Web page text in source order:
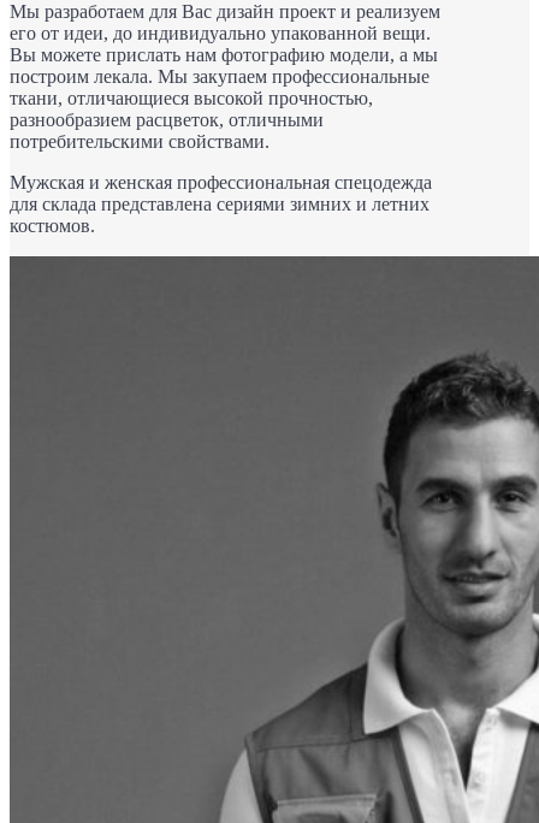
Мы разработаем для Вас дизайн проект и реализуем
его от идеи, до индивидуально упакованной вещи.
Вы можете прислать нам фотографию модели, а мы
построим лекала. Мы закупаем профессиональные
ткани, отличающиеся высокой прочностью,
разнообразием расцветок, отличными
потребительскими свойствами.
Мужская и женская профессиональная спецодежда
для склада представлена сериями зимних и летних
костюмов.